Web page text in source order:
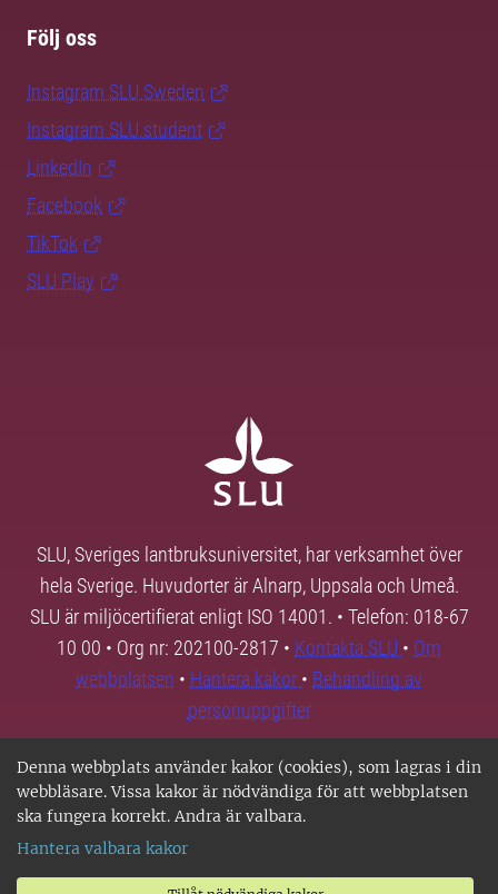
Denna webbplats använder kakor (cookies), som lagras i din
webbläsare. Vissa kakor är nödvändiga för att webbplatsen
ska fungera korrekt. Andra är valbara.
Hantera valbara kakor
Följ oss
Instagram SLU.Sweden
Instagram SLU.student
LinkedIn
Facebook
TikTok
SLU Play
SLU, Sveriges lantbruksuniversitet, har verksamhet över
hela Sverige. Huvudorter är Alnarp, Uppsala och Umeå.
SLU är miljöcertifierat enligt ISO 14001. • Telefon: 018-67
10 00 • Org nr: 202100-2817 • Kontakta SLU • Om
webbplatsen • Hantera kakor • Behandling av
personuppgifter